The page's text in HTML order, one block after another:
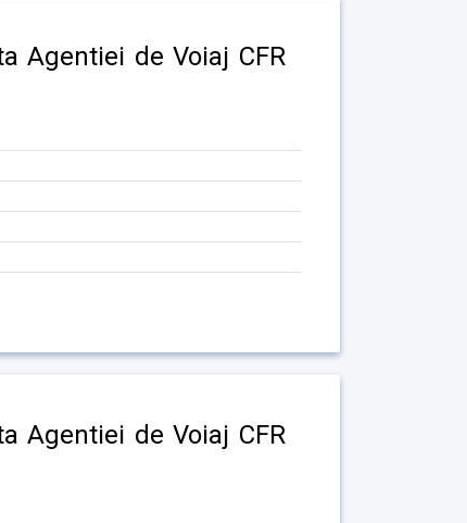
Agentiei de Voiaj CFR
Agentiei de Voiaj CFR